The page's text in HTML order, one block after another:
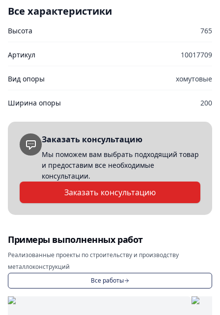
Все характеристики
Высота 765
Артикул 10017709
Вид опоры хомутовые
Ширина опоры 200
Заказать консультацию
Мы поможем вам выбрать подходящий товар
и предоставим все необходимые
консультации.
Заказать консультацию
Примеры выполненных работ
Реализованные проекты по строительству и производству
металлоконструкций
Все работы